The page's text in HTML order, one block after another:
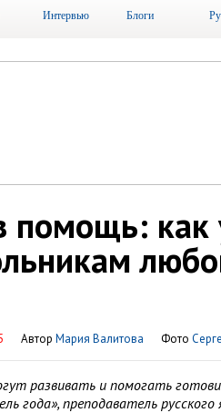
Интервью Блоги
помощь: как
Автор Мария Валитова Фото
развивать и помогать
года», преподаватель